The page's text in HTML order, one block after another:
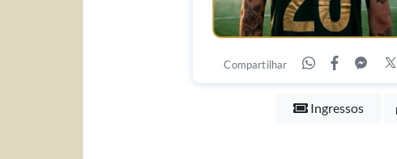
Compartilhar
Ingressos